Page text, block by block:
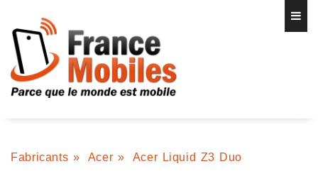
Fabricants » Acer » Acer Liquid Z3 Duo